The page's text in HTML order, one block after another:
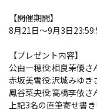
【開催期間】
8月21日～9月3日
【プレゼント内容】
公由一穂役:相良茉優さ
赤坂美雪役:沢城みゆき
鳳谷菜央役:高橋李依さ
上記3名の直筆寄せ書